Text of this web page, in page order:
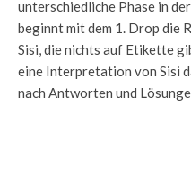
unterschiedliche Phase in
beginnt mit dem 1. Drop die
Sisi, die nichts auf Etikette
eine Interpretation von Sisi
nach Antworten und